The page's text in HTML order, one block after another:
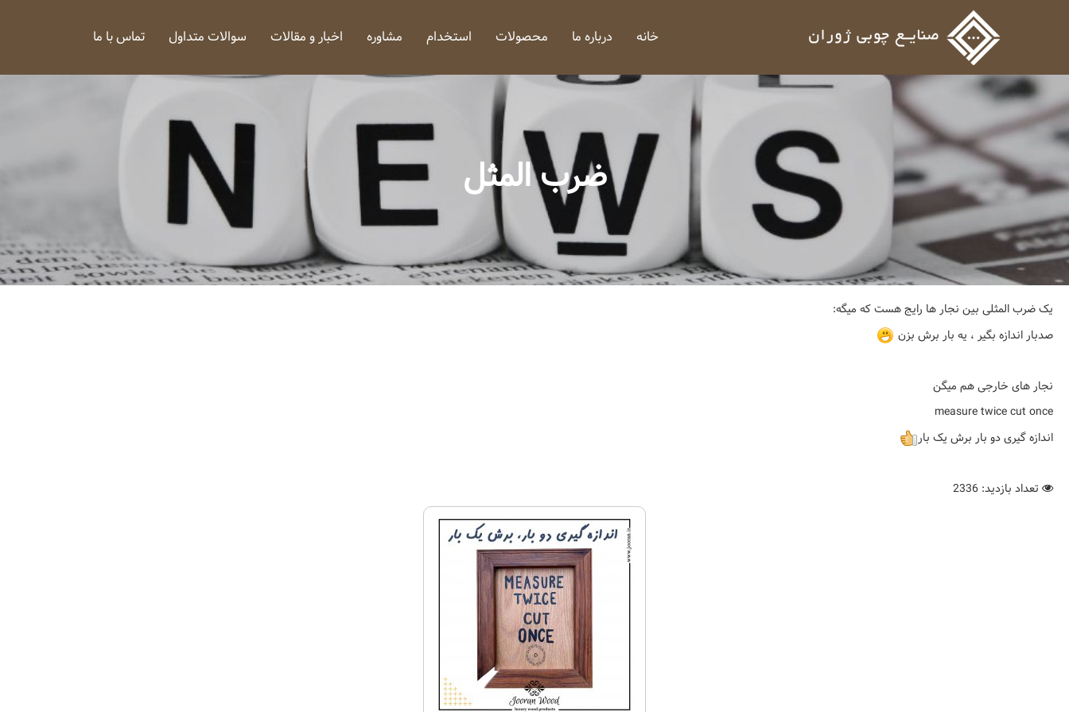
خانه درباره ما محصولات استخدام مشاوره اخبار و مقالات سوالات متداول تماس با ما
ضرب المثل
یک ضرب المثلی بین نجار ها رایج هست که میگه:
صدبار اندازه بگیر ، یه بار برش بزن
نجار های خارجی هم میگن
measure twice cut once
اندازه گیری دو بار برش یک بار
تعداد بازدید: 2336